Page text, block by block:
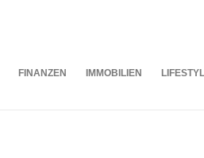
FINANZEN IMMOBILIEN